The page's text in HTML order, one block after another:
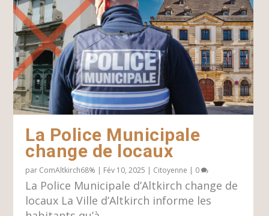
La Police Municipale
change de locaux
par ComAltkirch68% | Fév 10, 2025 | Citoyenne | 0
La Police Municipale d’Altkirch change de
locaux La Ville d’Altkirch informe les